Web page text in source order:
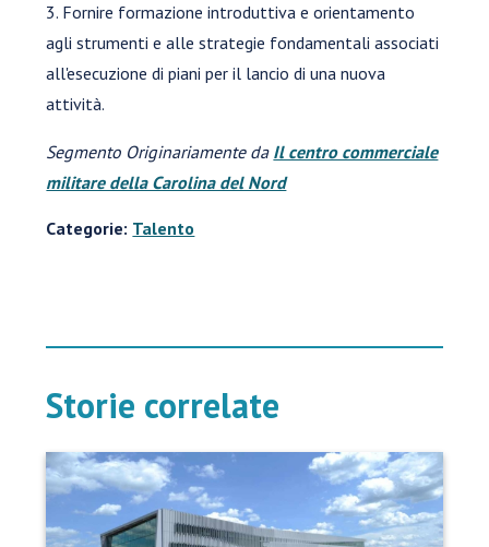
3. Fornire formazione introduttiva e orientamento
agli strumenti e alle strategie fondamentali associati
all'esecuzione di piani per il lancio di una nuova
attività.
Segmento Originariamente da Il centro commerciale
militare della Carolina del Nord
Categorie: Talento
Storie correlate